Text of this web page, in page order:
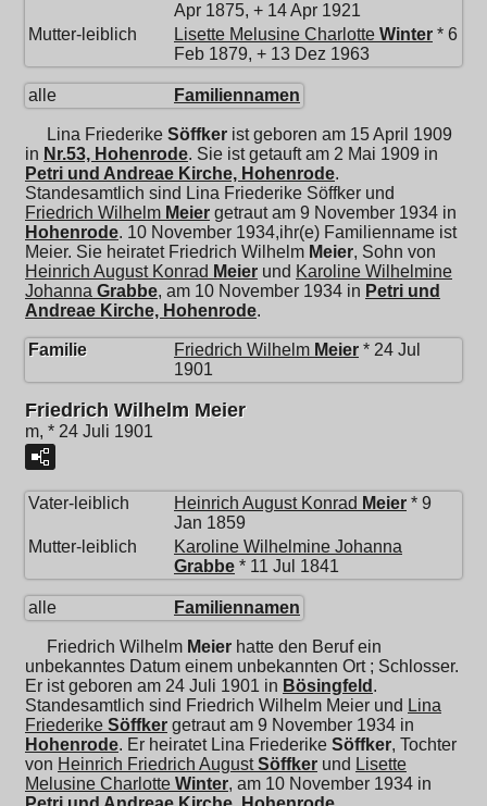
Apr 1875, + 14 Apr 1921
Mutter-leiblich
Lisette Melusine Charlotte Winter * 6
Feb 1879, + 13 Dez 1963
alle Familiennamen
Lina Friederike Söffker ist geboren am 15 April 1909
in Nr.53, Hohenrode. Sie ist getauft am 2 Mai 1909 in
Petri und Andreae Kirche, Hohenrode.
Standesamtlich sind Lina Friederike Söffker und
Friedrich Wilhelm Meier getraut am 9 November 1934 in
Hohenrode. 10 November 1934,ihr(e) Familienname ist
Meier. Sie heiratet Friedrich Wilhelm Meier, Sohn von
Heinrich August Konrad Meier und Karoline Wilhelmine
Johanna Grabbe, am 10 November 1934 in Petri und
Andreae Kirche, Hohenrode.
Familie Friedrich Wilhelm Meier * 24 Jul
1901
Friedrich Wilhelm Meier
m, * 24 Juli 1901
Vater-leiblich Heinrich August Konrad Meier * 9
Jan 1859
Mutter-leiblich
Karoline Wilhelmine Johanna
Grabbe * 11 Jul 1841
alle Familiennamen
Friedrich Wilhelm Meier hatte den Beruf ein
unbekanntes Datum einem unbekannten Ort ; Schlosser.
Er ist geboren am 24 Juli 1901 in Bösingfeld .
Standesamtlich sind Friedrich Wilhelm Meier und Lina
Friederike Söffker getraut am 9 November 1934 in
Hohenrode. Er heiratet Lina Friederike Söffker, Tochter
von Heinrich Friedrich August Söffker und Lisette
Melusine Charlotte Winter, am 10 November 1934 in